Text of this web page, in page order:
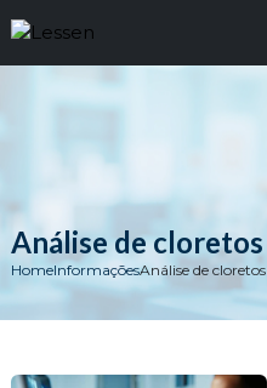
Análise de cloretos
HomeInformaçõesAnálise de cloretos